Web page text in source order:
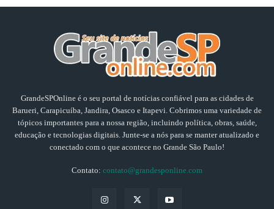
GrandeSPOnline é o seu portal de notícias confiável para as cidades de
Barueri, Carapicuíba, Jandira, Osasco e Itapevi. Cobrimos uma variedade de
tópicos importantes para a nossa região, incluindo política, obras, saúde,
educação e tecnologias digitais. Junte-se a nós para se manter atualizado e
conectado com o que acontece no Grande São Paulo!
Contato: contato@grandesponline.com